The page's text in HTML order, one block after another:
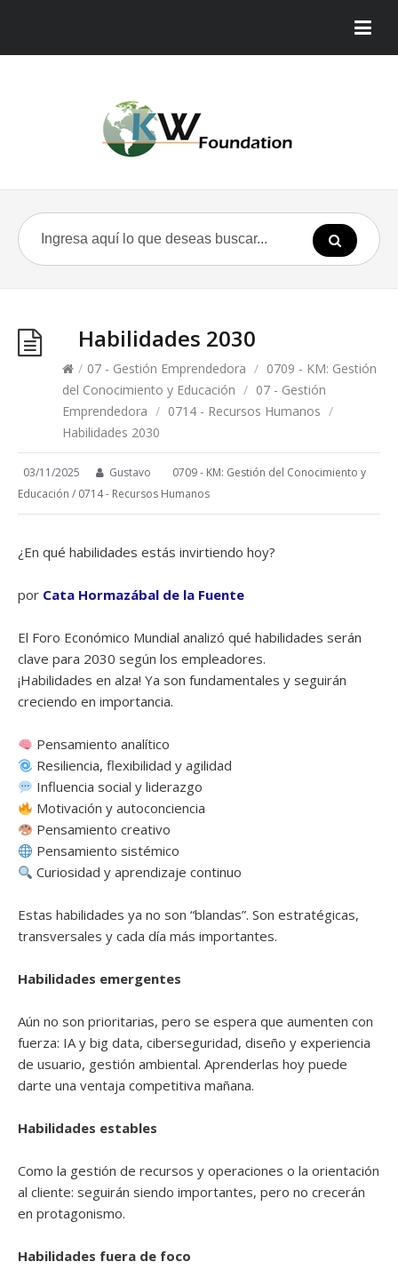
Habilidades 2030
/ 07 - Gestión Emprendedora / 0709 - KM: Gestión
del Conocimiento y Educación / 07 - Gestión
Emprendedora / 0714 - Recursos Humanos /
Habilidades 2030
03/11/2025 Gustavo
0709 - KM: Gestión del Conocimiento y
Educación / 0714 - Recursos Humanos
¿En qué habilidades estás invirtiendo hoy?
por Cata Hormazábal de la Fuente
El Foro Económico Mundial analizó qué habilidades serán
clave para 2030 según los empleadores.
¡Habilidades en alza! Ya son fundamentales y seguirán
creciendo en importancia.
Pensamiento analítico
Resiliencia, flexibilidad y agilidad
Influencia social y liderazgo
Motivación y autoconciencia
Pensamiento creativo
Pensamiento sistémico
Curiosidad y aprendizaje continuo
Estas habilidades ya no son “blandas”. Son estratégicas,
transversales y cada día más importantes.
Habilidades emergentes
Aún no son prioritarias, pero se espera que aumenten con
fuerza: IA y big data, ciberseguridad, diseño y experiencia
de usuario, gestión ambiental. Aprenderlas hoy puede
darte una ventaja competitiva mañana.
Habilidades estables
Como la gestión de recursos y operaciones o la orientación
al cliente: seguirán siendo importantes, pero no crecerán
en protagonismo.
Habilidades fuera de foco